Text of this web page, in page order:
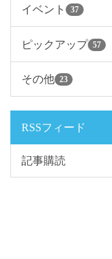
イベント 37
ピックアップ 57
その他 23
RSSフィード
記事購読